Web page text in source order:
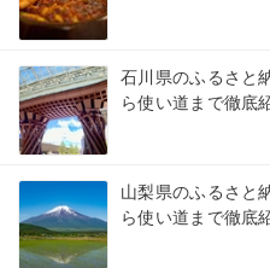
石川県のふるさと
ら使い道まで徹底
山梨県のふるさと
ら使い道まで徹底